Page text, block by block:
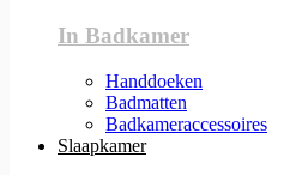
In Badkamer
Handdoeken
Badmatten
Badkameraccessoires
Slaapkamer